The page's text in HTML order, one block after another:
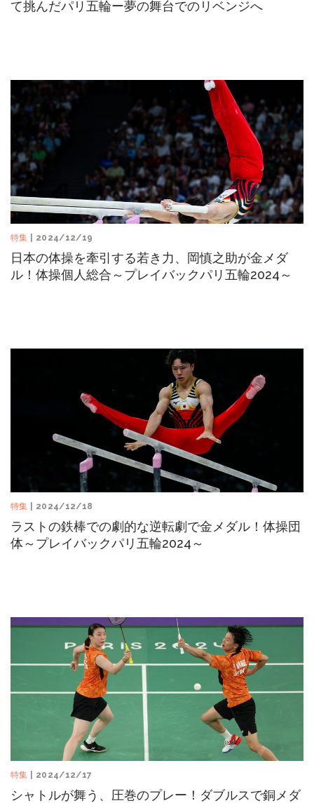
て挑んだパリ五輪ー夢の舞台でのリベンジへ
特集 | 2024/12/19
日本の体操を牽引する若き力、岡慎之助が金メダ
ル！体操個人総合～プレイバックパリ五輪2024～
特集 | 2024/12/18
ラストの鉄棒での劇的な逆転劇で金メダル！体操団
体～プレイバックパリ五輪2024～
特集 | 2024/12/17
シャトルが舞う、圧巻のプレー！ダブルスで銅メダ